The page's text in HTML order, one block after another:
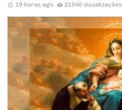
19 horas ago 21040 visualizações